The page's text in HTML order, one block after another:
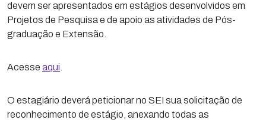
devem ser apresentados em estágios desenvolvidos em
Projetos de Pesquisa e de apoio as atividades de Pós-
graduação e Extensão.
Acesse aqui
O estagiário deverá peticionar no SEI sua solicitação de
reconhecimento de estágio, anexando todas as